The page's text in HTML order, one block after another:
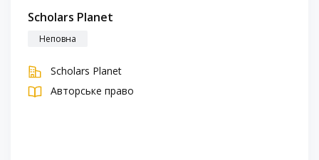
Scholars Planet
Неповна
Scholars Planet
Авторське право